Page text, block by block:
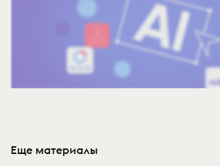
Еще материалы